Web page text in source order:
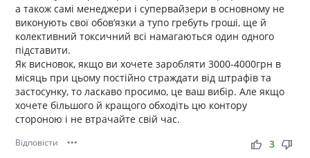
а також самі менеджери і супервайзери в основному не
виконують свої обов’язки а тупо гребуть гроші, ще й
колективний токсичний всі намагаються один одного
підставити.
Як висновок, якщо ви хочете заробляти 3000-4000грн в
місяць при цьому постійно страждати від штрафів та
застосунку, то ласкаво просимо, це ваш вибір. Але якщо
хочете більшого й кращого обходіть цю контору
стороною і не втрачайте свій час.
Відповісти ••• thumb_up thumb_down
3